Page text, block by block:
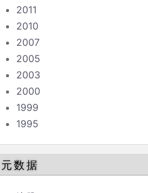
2011
2010
2007
2005
2003
2000
1999
1995
元数据